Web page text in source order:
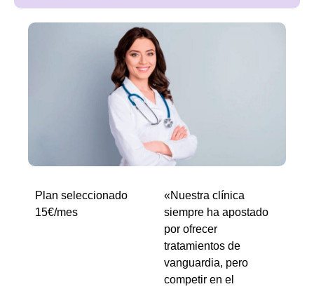
Plan seleccionado
15€/mes
«Nuestra clínica
siempre ha apostado
por ofrecer
tratamientos de
vanguardia, pero
competir en el